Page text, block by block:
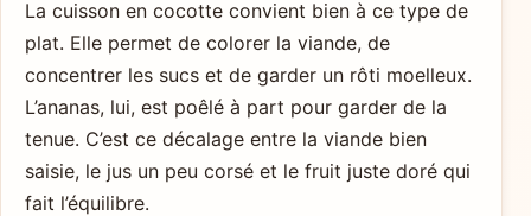
La cuisson en cocotte convient bien à ce type de
plat. Elle permet de colorer la viande, de
concentrer les sucs et de garder un rôti moelleux.
L’ananas, lui, est poêlé à part pour garder de la
tenue. C’est ce décalage entre la viande bien
saisie, le jus un peu corsé et le fruit juste doré qui
fait l’équilibre.